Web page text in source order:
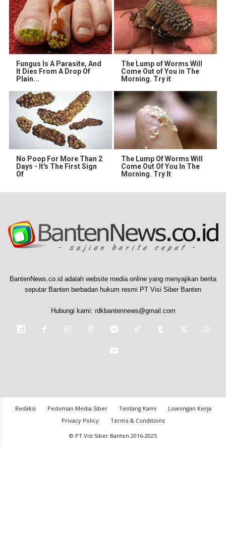
Fungus Is A Parasite, And
It Dies From A Drop Of
Plain...
The Lump of Worms Will
Come Out of You in The
Morning. Try it
No Poop For More Than 2
Days - It's The First Sign
Of
The Lump Of Worms Will
Come Out Of You In The
Morning. Try It
BantenNews.co.id adalah website media online yang menyajikan berita
seputar Banten berbadan hukum resmi PT Visi Siber Banten
Hubungi kami: rdkbantennews@gmail.com
Redaksi Pedoman Media Siber Tentang Kami
Lowongan Kerja
Privacy Policy
Terms & Conditions
© PT Visi Siber Banten 2016-2025